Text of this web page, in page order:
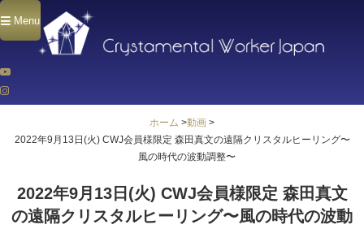
Menu
ホーム >動画 >
2022年9月13日(火) CWJ会員様限定 森田真文の遠隔クリスタルヒーリング〜
風の時代の波動調整〜
2022年9月13日(火) CWJ会員様限定 森田真文
の遠隔クリスタルヒーリング〜風の時代の波動